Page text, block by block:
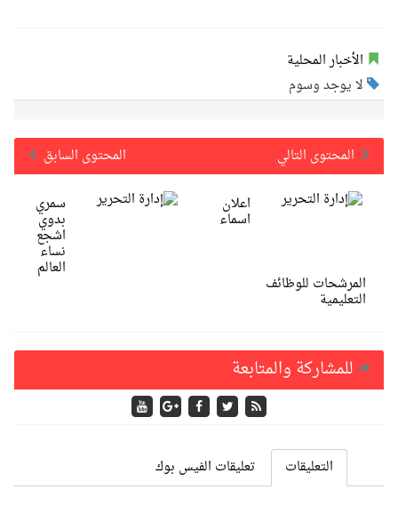
الأخبار المحلية
لا يوجد وسوم
المحتوى السابق
المحتوى التالي
سمري
بدوي
اشجع
نساء
العالم
اعلان
اسماء
المرشحات للوظائف
التعليمية
للمشاركة والمتابعة
التعليقات تعليقات الفيس بوك